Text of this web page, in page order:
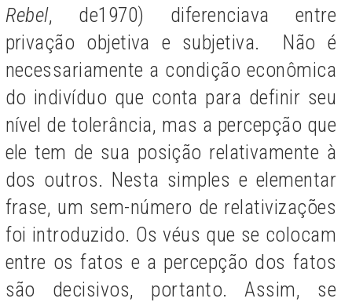
Rebel, de1970) diferenciava entre
privação objetiva e subjetiva. Não é
necessariamente a condição econômica
do indivíduo que conta para definir seu
nível de tolerância, mas a percepção que
ele tem de sua posição relativamente à
dos outros. Nesta simples e elementar
frase, um sem-número de relativizações
foi introduzido. Os véus que se colocam
entre os fatos e a percepção dos fatos
são decisivos, portanto. Assim, se